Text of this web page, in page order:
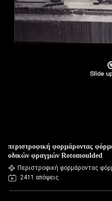
περιστροφική φορμάροντας
οδικών φραγμών Rotomoulded
Περιστροφική φορμάροντας
2411 απόψεις